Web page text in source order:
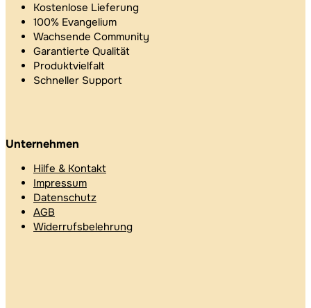
Kostenlose Lieferung
100% Evangelium
Wachsende Community
Garantierte Qualität
Produktvielfalt
Schneller Support
Unternehmen
Hilfe & Kontakt
Impressum
Datenschutz
AGB
Widerrufsbelehrung